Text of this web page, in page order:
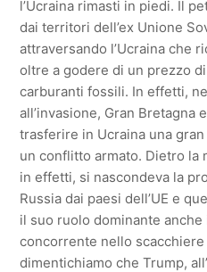
l’Ucraina rimasti in piedi. Il
dai territori dell’ex Unione
attraversando l’Ucraina che
oltre a godere di un prezzo
carburanti fossili. In effetti,
all’invasione, Gran Bretagna
trasferire in Ucraina una
un conflitto armato. Dietro la
in effetti, si nascondeva la
Russia dai paesi dell’UE e
il suo ruolo dominante
concorrente nello scacchiere
dimentichiamo che Trump,